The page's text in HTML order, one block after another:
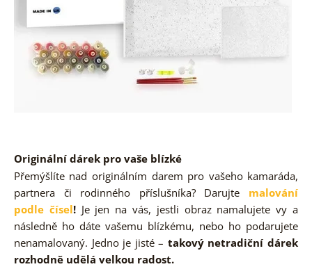
Originální dárek pro vaše blízké
Přemýšlíte nad originálním darem pro vašeho kamaráda,
partnera či rodinného příslušníka? Darujte malování
podle čísel!Je jen na vás, jestli obraz namalujete vy a
následně ho dáte vašemu blízkému, nebo ho podarujete
nenamalovaný. Jedno je jisté – takový netradiční dárek
rozhodně udělá velkou radost.